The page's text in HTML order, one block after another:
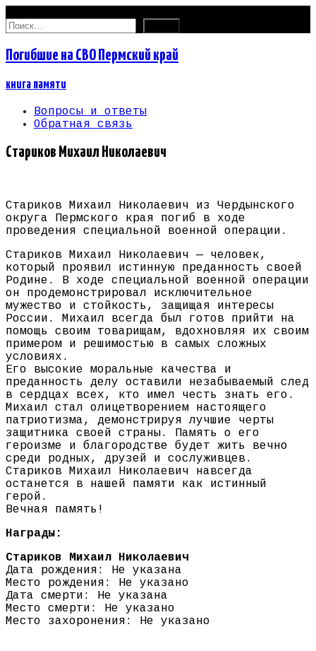
Найти:
Погибшие на СВО Пермский край
книга памяти
Вопросы и ответы
Обратная связь
Стариков Михаил Николаевич
Стариков Михаил Николаевич из Чердынского
округа Пермского края погиб в ходе
проведения специальной военной операции.
Стариков Михаил Николаевич — человек,
который проявил истинную преданность своей
Родине. В ходе специальной военной операции
он продемонстрировал исключительное
мужество и стойкость, защищая интересы
России. Михаил всегда был готов прийти на
помощь своим товарищам, вдохновляя их своим
примером и решимостью в самых сложных
условиях.
Его высокие моральные качества и
преданность делу оставили незабываемый след
в сердцах всех, кто имел честь знать его.
Михаил стал олицетворением настоящего
патриотизма, демонстрируя лучшие черты
защитника своей страны. Память о его
героизме и благородстве будет жить вечно
среди родных, друзей и сослуживцев.
Стариков Михаил Николаевич навсегда
останется в нашей памяти как истинный
герой.
Вечная память!
Награды:
Стариков Михаил Николаевич
Дата рождения: Не указана
Место рождения: Не указано
Дата смерти: Не указана
Место смерти: Не указано
Место захоронения: Не указано